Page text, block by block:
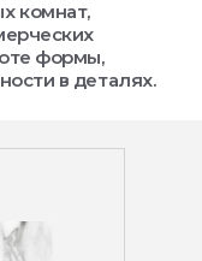
комнат,
формы,
в деталях.